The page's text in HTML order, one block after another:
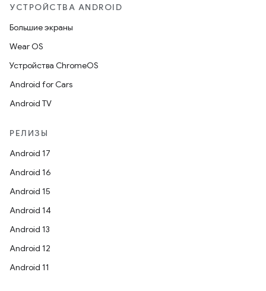
УСТРОЙСТВА ANDROID
Большие экраны
Wear OS
Устройства ChromeOS
Android for Cars
Android TV
РЕЛИЗЫ
Android 17
Android 16
Android 15
Android 14
Android 13
Android 12
Android 11